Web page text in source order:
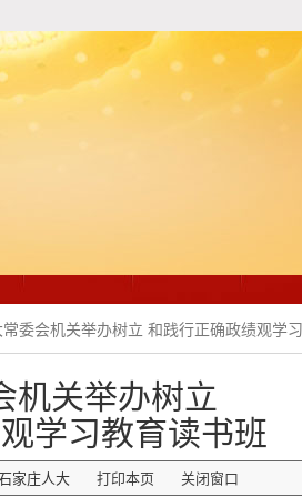
委会机关举办树立 和践行正确政绩观学
机关举办树立
学习教育读书班
家庄人大 打印本页 关闭窗口